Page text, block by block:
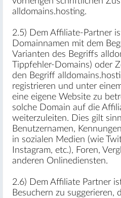
alldomains.hosting.
2.5) Dem Affiliate-Partner
Domainnamen mit dem
Varianten des Begriffs
Tippfehler-Domains) oder
den Begriff
registrieren und unter
eine eigene Website zu
solche Domain auf die
weiterzuleiten. Dies gilt
Benutzernamen,
in sozialen Medien (wie
Instagram, etc.), Foren,
anderen Onlinediensten.
2.6) Dem Affiliate Partner
Besuchern zu suggerieren,